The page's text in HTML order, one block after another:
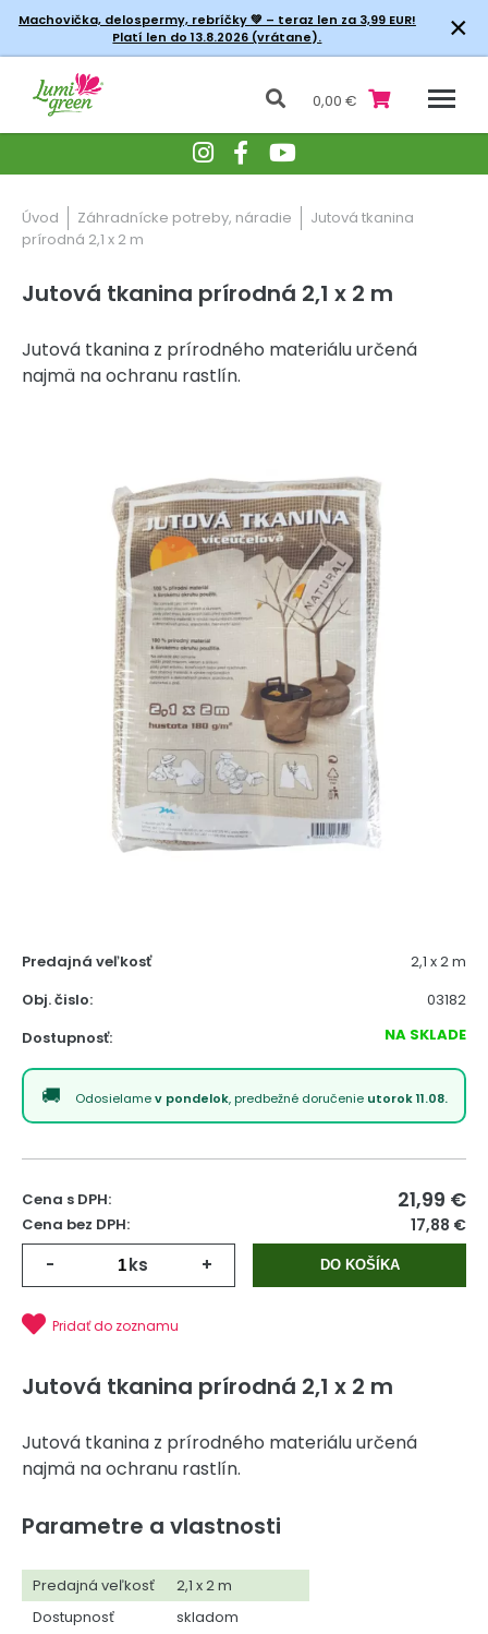
Machovička, delospermy, rebríčky💚 – teraz len za 3,99 EUR!
Platí len do 13.8.2026 (vrátane).
×
0,00 €
Úvod Záhradnícke potreby, náradie
Jutová tkanina
prírodná 2,1 x 2 m
Jutová tkanina prírodná 2,1 x 2 m
Jutová tkanina z prírodného materiálu určená
najmä na ochranu rastlín.
Predajná veľkosť
2,1 x 2 m
Obj. čislo:
03182
Dostupnosť:
NA SKLADE
Odosielamev pondelok, predbežné doručenie utorok 11.08.
Cena s DPH: 21,99 €
Cena bez DPH: 17,88 €
- ks + DO KOŠÍKA
Pridať do zoznamu
Jutová tkanina prírodná 2,1 x 2 m
Jutová tkanina z prírodného materiálu určená
najmä na ochranu rastlín.
Parametre a vlastnosti
Predajná veľkosť
2,1 x 2 m
Dostupnosť
skladom